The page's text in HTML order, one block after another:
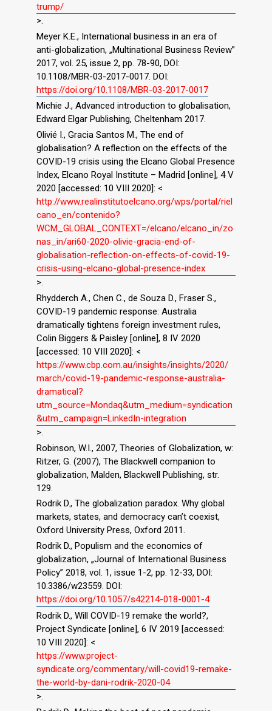
trump/
>.
Meyer K.E., International business in an era of
anti-globalization, „Multinational Business Review”
2017, vol. 25, issue 2, pp. 78-90, DOI:
10.1108/MBR-03-2017-0017. DOI:
https://doi.org/10.1108/MBR-03-2017-0017
Michie J., Advanced introduction to globalisation,
Edward Elgar Publishing, Cheltenham 2017.
Olivié I., Gracia Santos M., The end of
globalisation? A reflection on the effects of the
COVID-19 crisis using the Elcano Global Presence
Index, Elcano Royal Institute – Madrid [online], 4 V
2020 [accessed: 10 VIII 2020]: <
http://www.realinstitutoelcano.org/wps/portal/riel
cano_en/contenido?
WCM_GLOBAL_CONTEXT=/elcano/elcano_in/zo
nas_in/ari60-2020-olivie-gracia-end-of-
globalisation-reflection-on-effects-of-covid-19-
crisis-using-elcano-global-presence-index
>.
Rhydderch A., Chen C., de Souza D., Fraser S.,
COVID-19 pandemic response: Australia
dramatically tightens foreign investment rules,
Colin Biggers & Paisley [online], 8 IV 2020
[accessed: 10 VIII 2020]: <
https://www.cbp.com.au/insights/insights/2020/
march/covid-19-pandemic-response-australia-
dramatical?
utm_source=Mondaq&utm_medium=syndication
&utm_campaign=LinkedIn-integration
>.
Robinson, W.I., 2007, Theories of Globalization, w:
Ritzer, G. (2007), The Blackwell companion to
globalization, Malden, Blackwell Publishing, str.
129.
Rodrik D., The globalization paradox. Why global
markets, states, and democracy can’t coexist,
Oxford University Press, Oxford 2011.
Rodrik D., Populism and the economics of
globalization, „Journal of International Business
Policy” 2018, vol. 1, issue 1-2, pp. 12-33, DOI:
10.3386/w23559. DOI:
https://doi.org/10.1057/s42214-018-0001-4
Rodrik D., Will COVID-19 remake the world?,
Project Syndicate [online], 6 IV 2019 [accessed:
10 VIII 2020]: <
https://www.project-
syndicate.org/commentary/will-covid19-remake-
the-world-by-dani-rodrik-2020-04
>.